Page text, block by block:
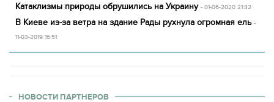
Катаклизмы природы обрушились на Украину - 01-06-2020 21:32
В Киеве из-за ветра на здание Рады рухнула огромная ель -
11-03-2019 16:51
НОВОСТИ ПАРТНЕРОВ